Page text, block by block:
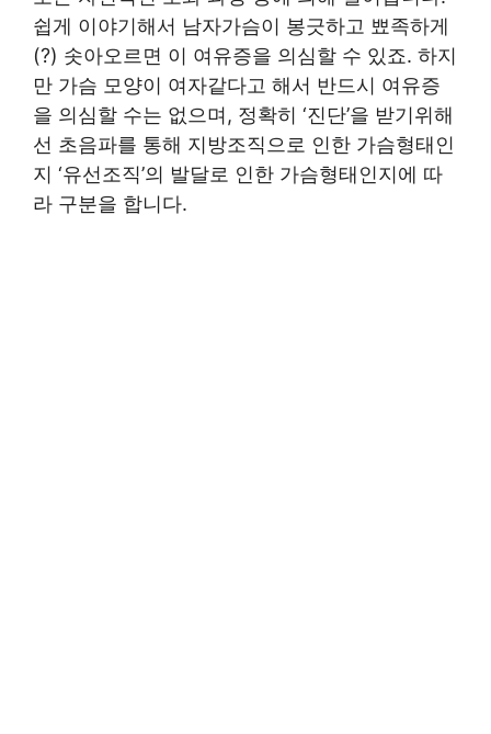
쉽게 이야기해서 남자가슴이 봉긋하고 뾰족하게
(?) 솟아오르면 이 여유증을 의심할 수 있죠. 하지
만 가슴 모양이 여자같다고 해서 반드시 여유증
을 의심할 수는 없으며, 정확히 ‘진단’을 받기위해
선 초음파를 통해 지방조직으로 인한 가슴형태인
지 ‘유선조직’의 발달로 인한 가슴형태인지에 따
라 구분을 합니다.